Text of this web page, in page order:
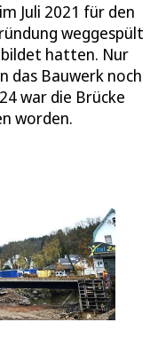
Juli 2021 für den
weggespült
hatten. Nur
das Bauwerk noch
war die Brücke
worden.